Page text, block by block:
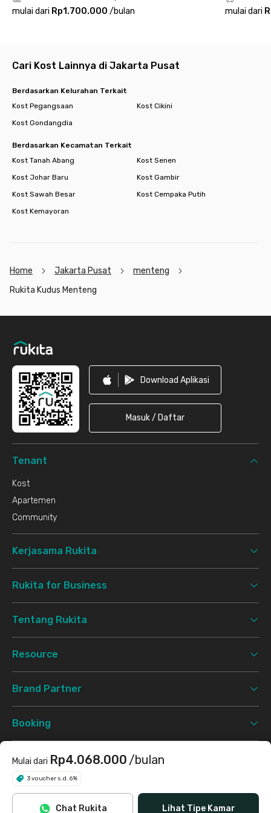
Kudus Menteng. Hunian ideal bagi kamu yang menginginkan
kenyamanan di tengah dinamika ibu kota!
mulai dari Rp1.700.000 /bulan mulai dari
Mulai dari Rp4.068.000 /bulan
3 voucher s.d. 6%
Lihat Tipe Kamar
Chat Rukita
Cari Kost Lainnya di Jakarta Pusat
Berdasarkan Kelurahan Terkait
Kost Pegangsaan
Kost Cikini
Kost Gondangdia
Berdasarkan Kecamatan Terkait
Kost Tanah Abang
Kost Senen
Kost Johar Baru
Kost Gambir
Kost Sawah Besar
Kost Cempaka Putih
Kost Kemayoran
Home Jakarta Pusat
menteng
Rukita Kudus Menteng
Download Aplikasi
Masuk / Daftar
Tenant
Kost
Apartemen
Community
Kerjasama Rukita
Rukita for Business
Tentang Rukita
Resource
Brand Partner
Booking
Support
Syarat & Ketentuan Kebijakan Privasi